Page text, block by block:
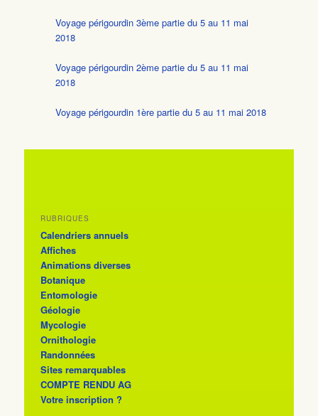
Voyage périgourdin 3ème partie du 5 au 11 mai
2018
Voyage périgourdin 2ème partie du 5 au 11 mai
2018
Voyage périgourdin 1ère partie du 5 au 11 mai 2018
RUBRIQUES
Calendriers annuels
Affiches
Animations diverses
Botanique
Entomologie
Géologie
Mycologie
Ornithologie
Randonnées
Sites remarquables
COMPTE RENDU AG
Votre inscription ?